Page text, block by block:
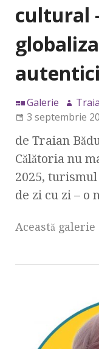
cultural
Galerie
3 septembrie
de Traian
Călătoria nu
2025,
de zi cu zi – o
Această